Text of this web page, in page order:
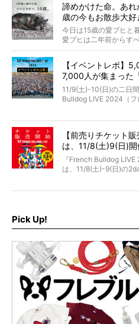
くれる？」
さらには、霊感がない
法まで。
お笑い芸人だからこそ
と軽くなる。
永久保存版のスペシャ
た。
僧侶としての名は「靖
当時54歳という年齢に
選んだのか。
また、愛犬の旅立ちと
た。
諦めかけた命。あ
歳の今もお散歩大好
今日は15歳の愛ブヒと
愛ブヒは二年前からす
激減。検査をしても異
もう諦めるしかないの
が「THE fu-do(ザ・フ
そして「THE fu-do(ザ
ブヒは15歳になり、今
今回は、二年前の絶望
【イベントレポ】
7,000人が集まった
貌！
11/9(土)-10(日)の二日
Bulldog LIVE 2024（フ
今年はのべ5,000頭の
day1の司会はフレブ
ェスには世代ど真ん中
に豪華なラインナップ
北は北海道、南は鹿児
グが一堂に会した「フ
【前売りチケット
は、11/8(土)9(日)
マソング制作も決定
『French Bulldog
は、11/8(土)-9(日)の
お得な前売りチケット
ど、内容盛りだくさん
お見逃しなく！
Pick Up!